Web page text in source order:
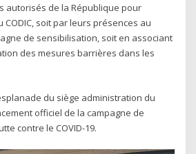
autorisés de la République pour
soit par leurs présences au
de sensibilisation, soit en associant
des mesures barrières dans les
du siège administration du
officiel de la campagne de
contre le COVID-19.